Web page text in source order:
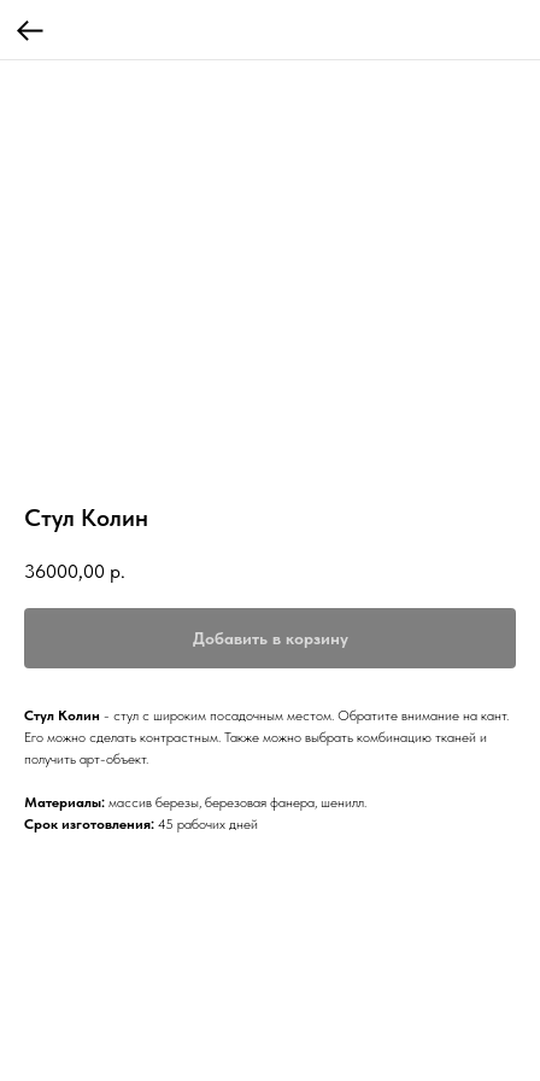
Стул Колин
36000,00 р.
Добавить в корзину
Стул Колин - стул с широким посадочным местом. Обратите внимание на кант.
Его можно сделать контрастным. Также можно выбрать комбинацию тканей и
получить арт-объект.
Материалы: массив березы, березовая фанера, шенилл.
Срок изготовления: 45 рабочих дней